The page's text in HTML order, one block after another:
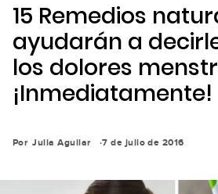
la
navegación
principal
15 Remedios
ayudarán a
los dolores
¡Inmediatamente!
Por Julia Aguilar 7 de julio de 2016